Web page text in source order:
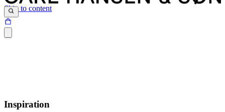
Skip to content
Inspiration